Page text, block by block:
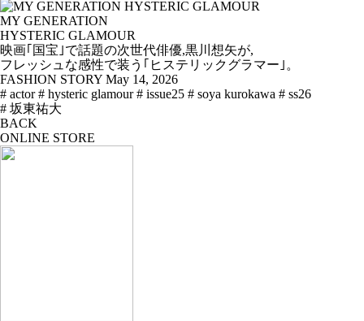
MY GENERATION
HYSTERIC GLAMOUR
映画｢国宝｣で話題の次世代俳優,黒川想矢が,
フレッシュな感性で装う｢ヒステリックグラマー｣。
FASHION STORY May 14, 2026
# actor # hysteric glamour # issue25 # soya kurokawa # ss26
# 坂東祐大
BACK
ONLINE STORE